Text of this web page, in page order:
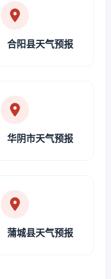
合阳县天气预报
华阴市天气预报
蒲城县天气预报